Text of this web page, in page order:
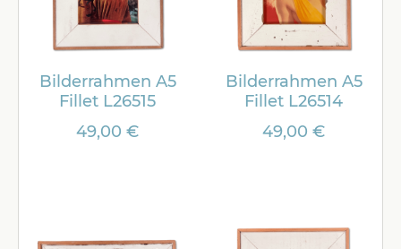
Bilderrahmen A5
Fillet L26515
49,00 €
Bilderrahmen A5
Fillet L26514
49,00 €